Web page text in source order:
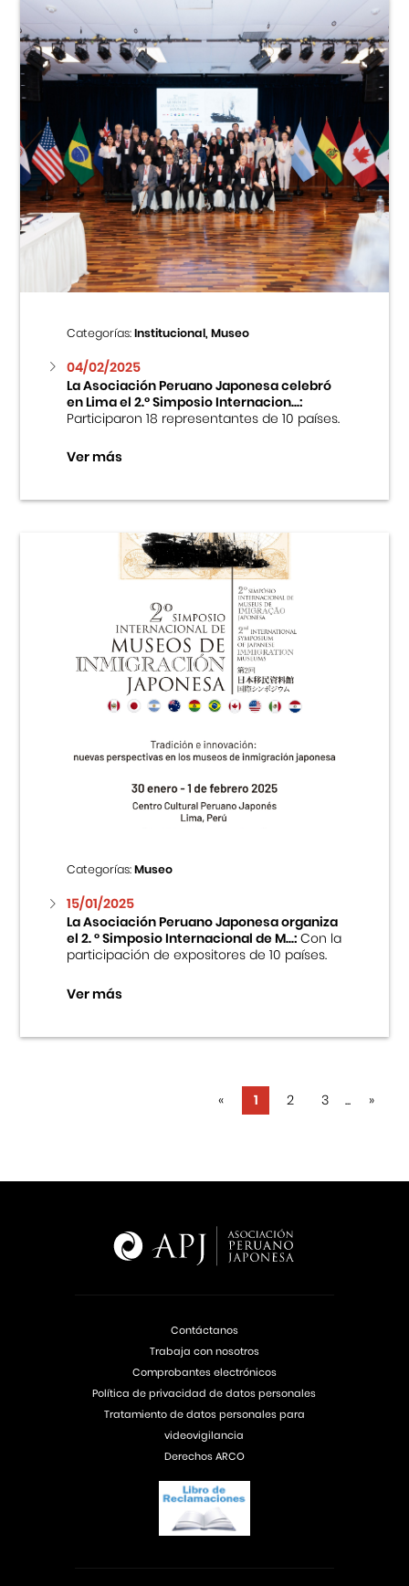
Categorías:Institucional, Museo
04/02/2025
La Asociación Peruano Japonesa celebró
en Lima el 2.º Simposio Internacion...:
Participaron 18 representantes de 10 países.
Ver más
Categorías:Museo
15/01/2025
La Asociación Peruano Japonesa organiza
el 2. ° Simposio Internacional de M...:Con la
participación de expositores de 10 países.
Ver más
« 1 2 3 ... »
Contáctanos
Trabaja con nosotros
Comprobantes electrónicos
Política de privacidad de datos personales
Tratamiento de datos personales para
videovigilancia
Derechos ARCO